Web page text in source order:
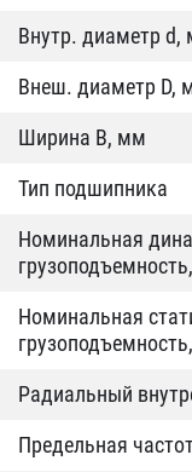
Внутр. диаметр d,
Внеш. диаметр D,
Ширина B, мм
Тип подшипника
Номинальная
Номинальная
Радиальный
Предельная